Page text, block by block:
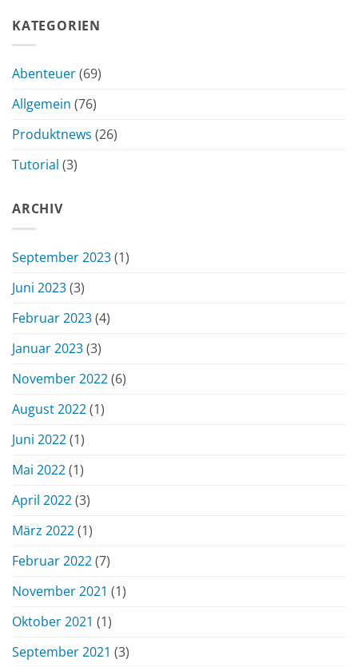
KATEGORIEN
Abenteuer(69)
Allgemein (76)
Produktnews (26)
Tutorial (3)
ARCHIV
September 2023(1)
Juni 2023(3)
Februar 2023(4)
Januar 2023(3)
November 2022(6)
August 2022(1)
Juni 2022(1)
Mai 2022(1)
April 2022(3)
März 2022(1)
Februar 2022(7)
November 2021 (1)
Oktober 2021 (1)
September 2021 (3)